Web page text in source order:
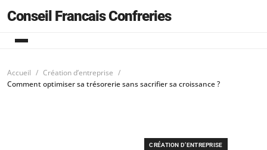
Conseil Francais Confreries
Accueil
Création d’entreprise
Comment optimiser sa trésorerie sans sacrifier sa croissance ?
CRÉATION D’ENTREPRISE